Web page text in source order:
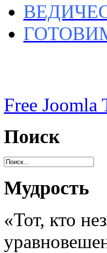
Free Joomla
Поиск
Мудрость
«Тот, кто